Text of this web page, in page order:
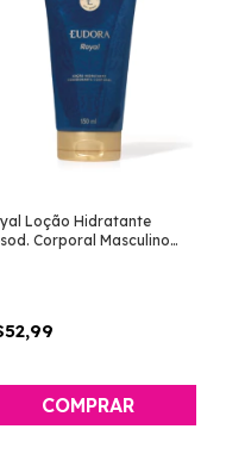
Loção Hidratante
Corporal Masculino